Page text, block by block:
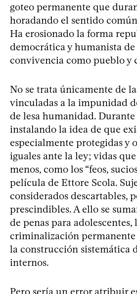
goteo permanente que
horadando el sentido
Ha erosionado la forma
democrática y humanista
convivencia como pueblo y
No se trata únicamente de
vinculadas a la impunidad
de lesa humanidad. Durante
instalando la idea de que
especialmente protegidas y
iguales ante la ley; vidas
menos, como los “feos,
película de Ettore Scola.
considerados descartables,
prescindibles. A ello se
de penas para adolescentes,
criminalización permanente
la construcción sistemática
internos.
Pero sería un error atribuir